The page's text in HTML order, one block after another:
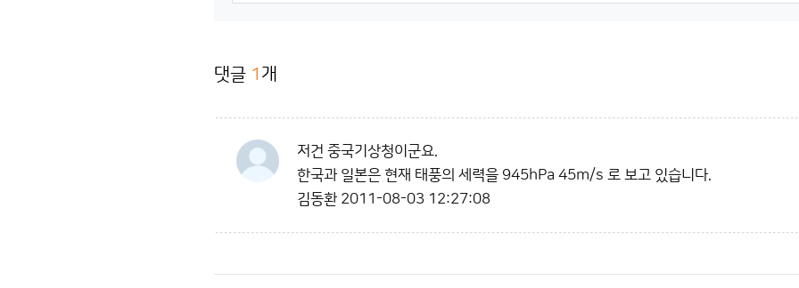
댓글 1 개
저건 중국기상청이군요.
한국과 일본은 현재 태풍의 세력을 945hPa 45m/s 로 보고 있습니다.
김동환 2011-08-03 12:27:08